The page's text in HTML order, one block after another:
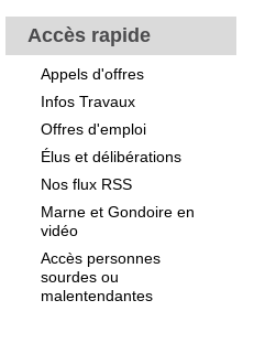
Accès rapide
Appels d'offres
Infos Travaux
Offres d'emploi
Élus et délibérations
Nos flux RSS
Marne et Gondoire en
vidéo
Accès personnes
sourdes ou
malentendantes